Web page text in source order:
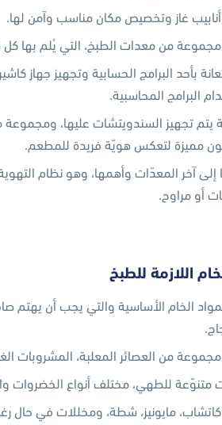
غاز وتخصيص مكان مناسب وآمن لها.
من معدات الطبخ، التي يُلم بها
بأحد البرامج الحسابية وتجهيز جهاز
البرامج المحاسبية.
يتم تجهيز السندويتشات عليها،
مميزة لتعكس هويّة فريدة للمطعم.
إلى آخر المعدّات وأهمها، وهو نظام
أو مراوح.
اللازمة للطبخ
الخام الأساسية والتي يجب أن يهتم
من العصائر المعلبة، المشروبات
متنوّعة للطهي، مختلف أنواع
مايونيز، شطة، ومخللات في حال